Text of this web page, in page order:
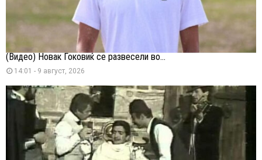
(Видео) Новак Ѓоковиќ се развесели во...
14:01 - 9 август, 2026